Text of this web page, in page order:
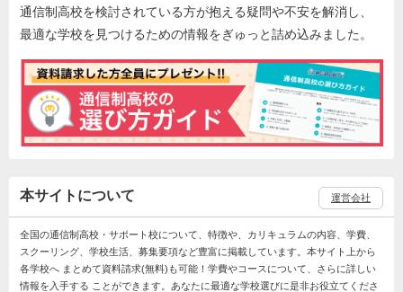
通信制高校を検討されている方が抱える疑問や不安を解消し、
最適な学校を見つけるための情報をぎゅっと詰め込みました。
本サイトについて 運営会社
全国の通信制高校・サポート校について、特徴や、カリキュラムの内容、学費、
スクーリング、学校生活、募集要項など豊富に掲載しています。本サイト上から
各学校へ まとめて資料請求(無料)も可能！学費やコースについて、さらに詳しい
情報を入手する ことができます。あなたに最適な学校選びに是非お役立てくださ